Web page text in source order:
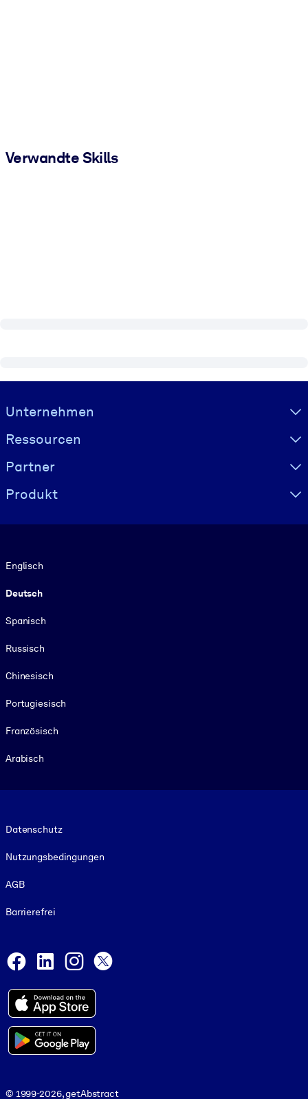
Verwandte Skills
Visually hidden Text
Unternehmen
Ressourcen
Partner
Produkt
Englisch
Deutsch
Spanisch
Russisch
Chinesisch
Portugiesisch
Französisch
Arabisch
Datenschutz
Nutzungsbedingungen
AGB
Barrierefrei
Facebook
LinkedInInstagram
© 1999-2026, getAbstract